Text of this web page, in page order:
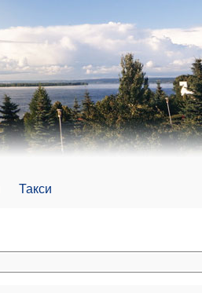
Такси